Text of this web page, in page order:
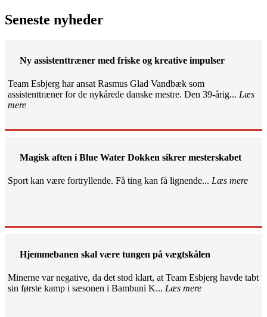
Seneste nyheder
Ny assistenttræner med friske og kreative impulser
Team Esbjerg har ansat Rasmus Glad Vandbæk som
assistenttræner for de nykårede danske mestre. Den 39-årig... Læs
mere
Magisk aften i Blue Water Dokken sikrer mesterskabet
Sport kan være fortryllende. Få ting kan få lignende... Læs mere
Hjemmebanen skal være tungen på vægtskålen
Minerne var negative, da det stod klart, at Team Esbjerg havde tabt
sin første kamp i sæsonen i Bambuni K... Læs mere